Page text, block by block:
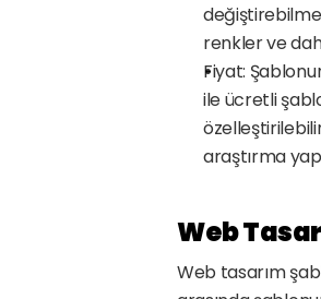
renkler ve
Fiyat:
ile ücretli
araştırma
Web
Web tasarım